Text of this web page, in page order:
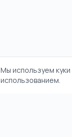
Мы используем
использованием.